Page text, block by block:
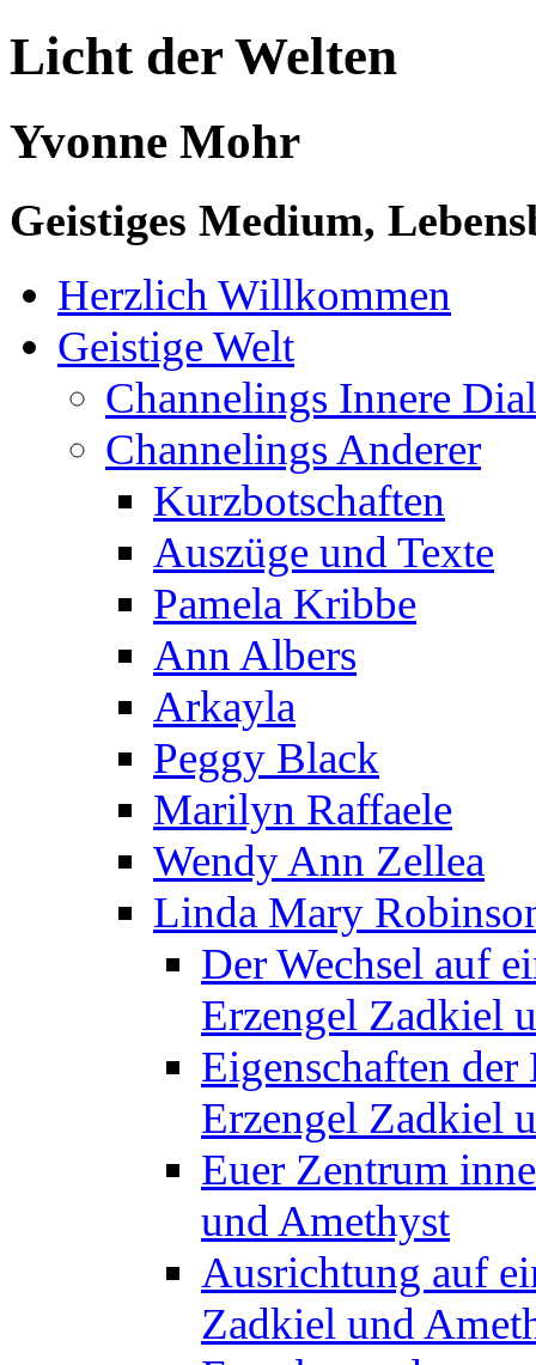
Licht der Welten
Yvonne Mohr
Geistiges Medium,
Herzlich Willkommen
Geistige Welt
Channelings Innere
Channelings Anderer
Kurzbotschaften
Auszüge und Texte
Pamela Kribbe
Ann Albers
Arkayla
Peggy Black
Marilyn Raffaele
Wendy Ann Zellea
Linda Mary
Der Wechsel auf
Erzengel Zadkiel
Eigenschaften
Erzengel Zadkiel
Euer Zentrum
und Amethyst
Ausrichtung auf
Zadkiel und